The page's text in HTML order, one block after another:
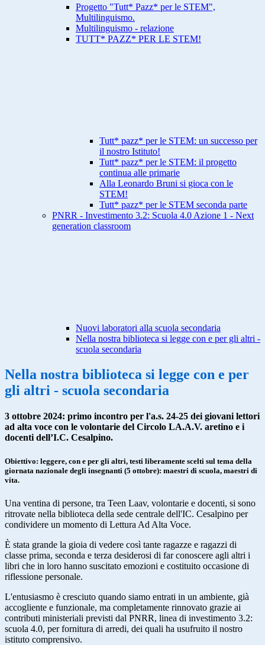
Progetto "Tutt* Pazz* per le STEM",
Multilinguismo.
Multilinguismo - relazione
TUTT* PAZZ* PER LE STEM!
Tutt* pazz* per le STEM: un successo per
il nostro Istituto!
Tutt* pazz* per le STEM: il progetto
continua alle primarie
Alla Leonardo Bruni si gioca con le
STEM!
Tutt* pazz* per le STEM seconda parte
PNRR - Investimento 3.2: Scuola 4.0 Azione 1 - Next
generation classroom
Nuovi laboratori alla scuola secondaria
Nella nostra biblioteca si legge con e per gli altri -
scuola secondaria
Nella nostra biblioteca si legge con e per
gli altri - scuola secondaria
3 ottobre 2024: primo incontro per l'a.s. 24-25 dei giovani lettori
ad alta voce con le volontarie del Circolo LA.A.V. aretino e i
docenti dell’I.C. Cesalpino.
Obiettivo: leggere, con e per gli altri, testi liberamente scelti sul tema della
giornata nazionale degli insegnanti (5 ottobre): maestri di scuola, maestri di
vita.
Una ventina di persone, tra Teen Laav, volontarie e docenti, si sono
ritrovate nella biblioteca della sede centrale dell'IC. Cesalpino per
condividere un momento di Lettura Ad Alta Voce.
È stata grande la gioia di vedere così tante ragazze e ragazzi di
classe prima, seconda e terza desiderosi di far conoscere agli altri i
libri che in loro hanno suscitato emozioni e costituito occasione di
riflessione personale.
L'entusiasmo è cresciuto quando siamo entrati in un ambiente, già
accogliente e funzionale, ma completamente rinnovato grazie ai
contributi ministeriali previsti dal PNRR, linea di investimento 3.2:
scuola 4.0, per fornitura di arredi, dei quali ha usufruito il nostro
istituto comprensivo.